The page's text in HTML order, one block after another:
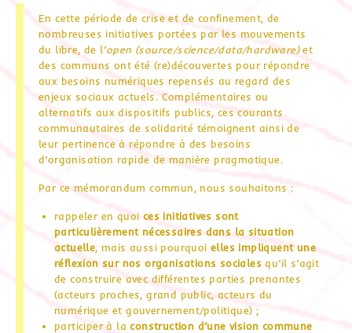
En cette période de crise et de confinement, de
nombreuses initiatives portées par les mouvements
du libre, de l’open (source/science/data/hardware)et
des communs ont été (re)découvertes pour répondre
aux besoins numériques repensés au regard des
enjeux sociaux actuels. Complémentaires ou
alternatifs aux dispositifs publics, ces courants
communautaires de solidarité témoignent ainsi de
leur pertinence à répondre à des besoins
d’organisation rapide de manière pragmatique.
Par ce mémorandum commun, nous souhaitons :
rappeler en quoi ces initiatives sont
particulièrement nécessaires dans la situation
actuelle, mais aussi pourquoielles impliquent une
réflexion sur nos organisations sociales qu’il s’agit
de construire avec différentes parties prenantes
(acteurs proches, grand public, acteurs du
numérique et gouvernement/politique) ;
participer à laconstruction d’une vision commune